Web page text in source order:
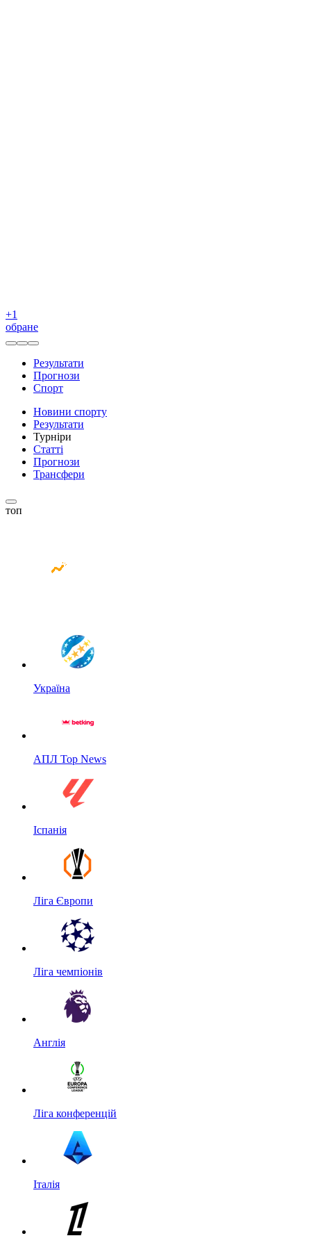
+1
обране
Результати
Прогнози
Спорт
Новини спорту
Результати
Турніри
Статті
Прогнози
Трансфери
топ
Україна
АПЛ Top News
Іспанія
Ліга Європи
Ліга чемпіонів
Англія
Ліга конференцій
Італія